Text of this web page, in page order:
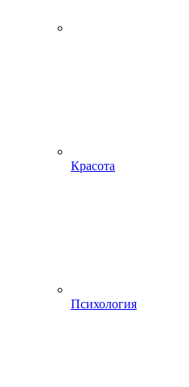
Красота
Психология